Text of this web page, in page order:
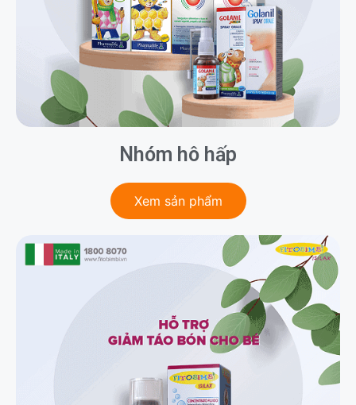
Nhóm hô hấp
Xem sản phẩm